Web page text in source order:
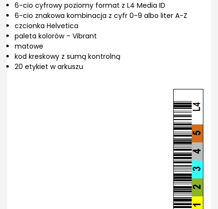
6-cio cyfrowy poziomy format z L4 Media ID
6-cio znakowa kombinacja z cyfr 0-9 albo liter A-Z
czcionka Helvetica
paleta kolorów – Vibrant
matowe
kod kreskowy z sumą kontrolną
20 etykiet w arkuszu